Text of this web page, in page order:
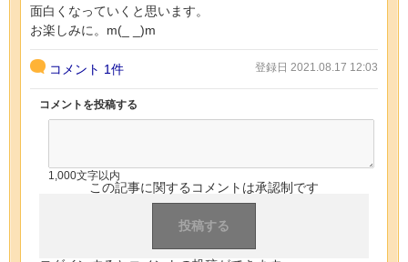
面白くなっていくと思います。
お楽しみに。m(_ _)m
コメント 1件 登録日 2021.08.17 12:03
コメントを投稿する
1,000文字以内
この記事に関するコメントは承認制です